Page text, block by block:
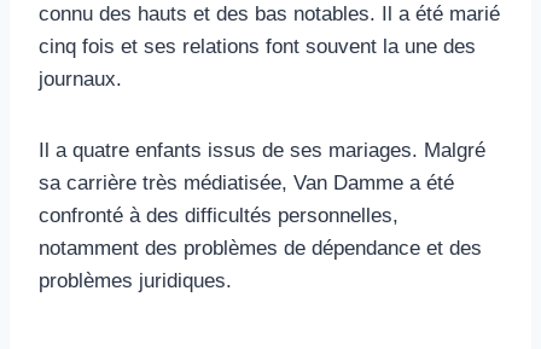
connu des hauts et des bas notables. Il a été marié
cinq fois et ses relations font souvent la une des
journaux.
Il a quatre enfants issus de ses mariages. Malgré
sa carrière très médiatisée, Van Damme a été
confronté à des difficultés personnelles,
notamment des problèmes de dépendance et des
problèmes juridiques.